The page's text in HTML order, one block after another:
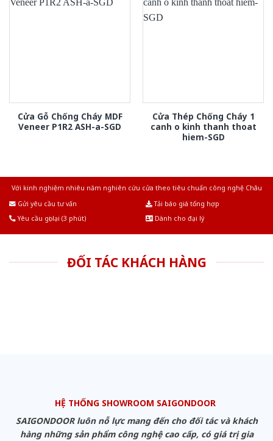
Cửa Gỗ Chống Cháy MDF
Veneer P1R2 ASH-a-SGD
Cửa Thép Chống Cháy 1
canh o kinh thanh thoat
hiem-SGD
Với kinh nghiệm nhiêu năm nghiên cứu cửa theo tiêu chuẩn công nghệ Châu
Gửi yêu cầu tư vấn
Tải báo giá tổng hợp
Yêu cầu gọi lại (3 phút)
Dành cho đại lý
ĐỐI TÁC KHÁCH HÀNG
HỆ THỐNG SHOWROOM SAIGONDOOR
SAIGONDOOR luôn nỗ lực mang đến cho đối tác và khách
hàng những sản phẩm công nghệ cao cấp, có giá trị gia